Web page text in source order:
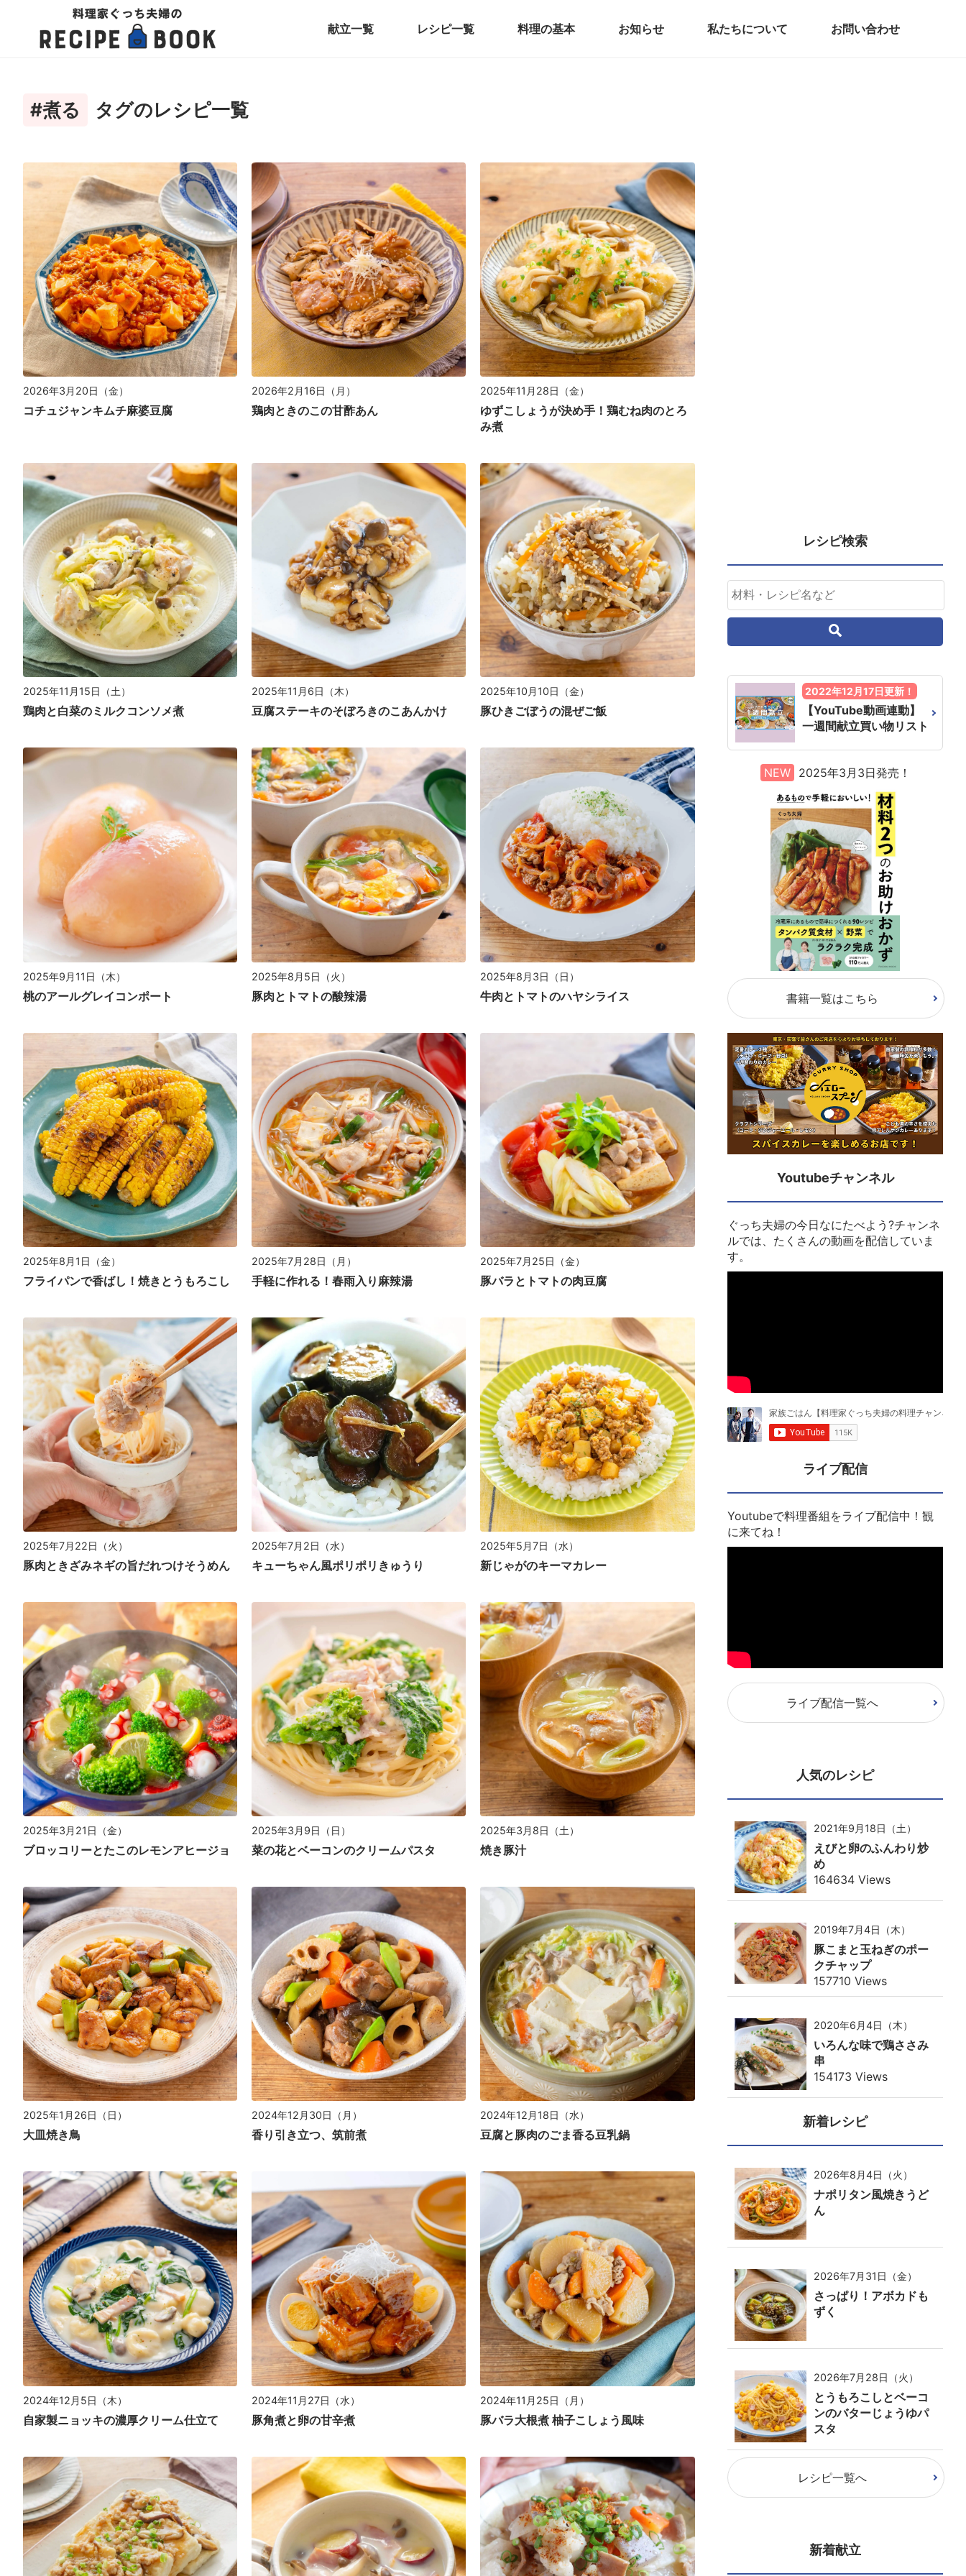
献立一覧 レシピ一覧 料理の基本 お知らせ 私たちについて お問い合わせ
#煮る タグのレシピ一覧
2026年3月20日（金）
コチュジャンキムチ麻婆豆腐
2026年2月16日（月）
鶏肉ときのこの甘酢あん
2025年11月28日（金）
ゆずこしょうが決め手！鶏むね肉のとろ
み煮
2025年11月15日（土）
鶏肉と白菜のミルクコンソメ煮
2025年11月6日（木）
豆腐ステーキのそぼろきのこあんかけ
2025年10月10日（金）
豚ひきごぼうの混ぜご飯
2025年9月11日（木）
桃のアールグレイコンポート
2025年8月5日（火）
豚肉とトマトの酸辣湯
2025年8月3日（日）
牛肉とトマトのハヤシライス
2025年8月1日（金）
フライパンで香ばし！焼きとうもろこし
2025年7月28日（月）
手軽に作れる！春雨入り麻辣湯
2025年7月25日（金）
豚バラとトマトの肉豆腐
2025年7月22日（火）
豚肉ときざみネギの旨だれつけそうめん
2025年7月2日（水）
キューちゃん風ポリポリきゅうり
2025年5月7日（水）
新じゃがのキーマカレー
2025年3月21日（金）
ブロッコリーとたこのレモンアヒージョ
2025年3月9日（日）
菜の花とベーコンのクリームパスタ
2025年3月8日（土）
焼き豚汁
2025年1月26日（日）
大皿焼き鳥
2024年12月30日（月）
香り引き立つ、筑前煮
2024年12月18日（水）
豆腐と豚肉のごま香る豆乳鍋
2024年12月5日（木）
自家製ニョッキの濃厚クリーム仕立て
2024年11月27日（水）
豚角煮と卵の甘辛煮
2024年11月25日（月）
豚バラ大根煮 柚子こしょう風味
レシピ検索
2022年12月17日更新！
【YouTube動画連動】
一週間献立買い物リスト
NEW 2025年3月3日発売！
書籍一覧はこちら
Youtubeチャンネル
ぐっち夫婦の今日なにたべよう?チャンネ
ルでは、たくさんの動画を配信していま
す。
ライブ配信
Youtubeで料理番組をライブ配信中！観
に来てね！
ライブ配信一覧へ
人気のレシピ
2021年9月18日（土）
えびと卵のふんわり炒
め
164634 Views
2019年7月4日（木）
豚こまと玉ねぎのポー
クチャップ
157710 Views
2020年6月4日（木）
いろんな味で鶏ささみ
串
154173 Views
新着レシピ
2026年8月4日（火）
ナポリタン風焼きうど
ん
2026年7月31日（金）
さっぱり！アボカドも
ずく
2026年7月28日（火）
とうもろこしとベーコ
ンのバターじょうゆパ
スタ
レシピ一覧へ
新着献立